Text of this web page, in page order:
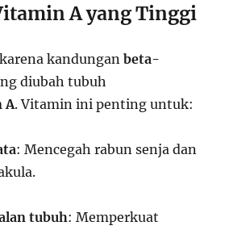
A yang Tinggi
kandunganbeta-
diubah tubuh
A. Vitamin ini penting untuk:
: Mencegah rabun senja dan
tubuh: Memperkuat